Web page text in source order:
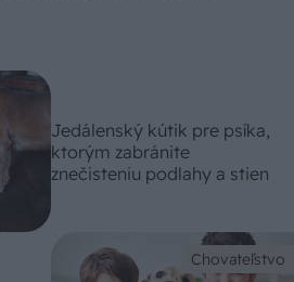
Jedálenský kútik pre psíka,
ktorým zabránite
znečisteniu podlahy a stien
Chovateľstvo